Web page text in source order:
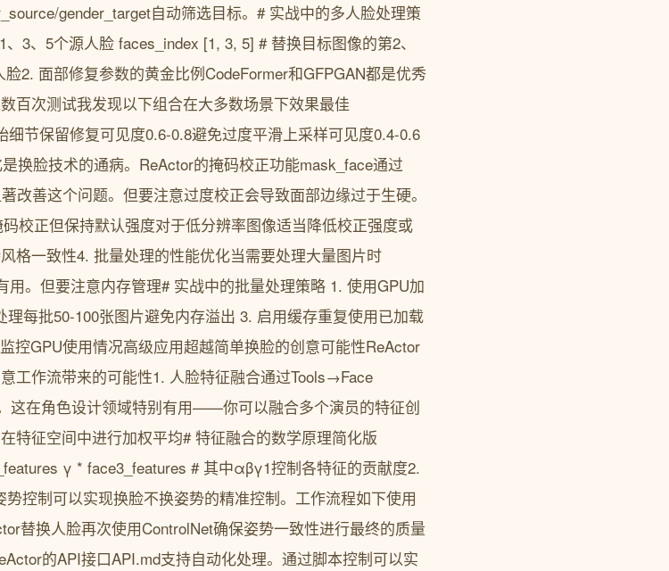
gender_target自动筛选目标。# 实战中的多人脸处理策
3、5个源人脸 faces_index [1, 3, 5] # 替换目标图像的第2、
2. 面部修复参数的黄金比例CodeFormer和GFPGAN都是优秀
百次测试我发现以下组合在大多数场景下效果最佳
节保留修复可见度0.6-0.8避免过度平滑上采样可见度0.4-0.6
换脸技术的通病。ReActor的掩码校正功能mask_face通过
改善这个问题。但要注意过度校正会导致面部边缘过于生硬。
校正但保持默认强度对于低分辨率图像适当降低校正强度或
格一致性4. 批量处理的性能优化当需要处理大量图片时
。但要注意内存管理# 实战中的批量处理策略 1. 使用GPU加
每批50-100张图片避免内存溢出 3. 启用缓存重复使用已加载
控GPU使用情况高级应用超越简单换脸的创意可能性ReActor
工作流带来的可能性1. 人脸特征融合通过Tools→Face
这在角色设计领域特别有用——你可以融合多个演员的特征创
特征空间中进行加权平均# 特征融合的数学原理简化版
γ * face3_features # 其中αβγ1控制各特征的贡献度2.
控制可以实现换脸不换姿势的精准控制。工作流程如下使用
替换人脸再次使用ControlNet确保姿势一致性进行最终的质量
的API接口API.md支持自动化处理。通过脚本控制可以实